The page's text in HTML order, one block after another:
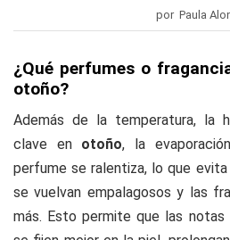
por Paula
¿Qué perfumes o
otoño?
Además de la temperatura, la
clave en otoño, la
perfume se ralentiza, lo que
se vuelvan empalagosos y las
más. Esto permite que las notas